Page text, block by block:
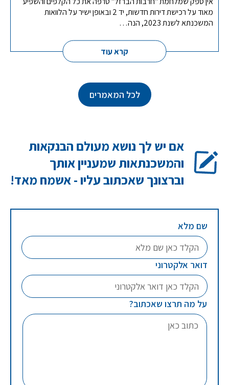
מאוד על רכישת דירות חדשות, יד 2 ובאופן ישיר על הלוואות
המשכנתא לשנת 2023, הנה…
קרא עוד
לכל המאמרים
אם יש לך נושא מעולם הבנקאות
והמשכנתאות שמעניין אותך
וברצונך שאכתוב עליו - אשמח מאד!
שם מלא
דואר אלקטרוני
על מה תרצו שאכתוב?